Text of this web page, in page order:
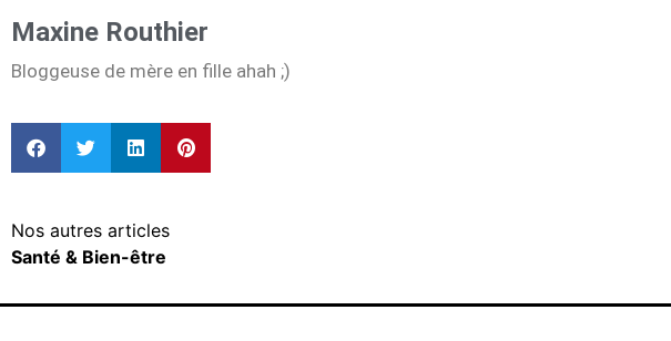
Maxine Routhier
Bloggeuse de mère en fille ahah ;)
Nos autres articles
Santé & Bien-être